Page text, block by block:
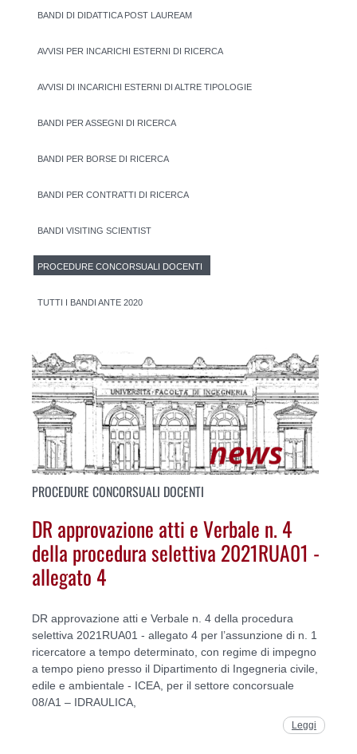
BANDI DI DIDATTICA POST LAUREAM
AVVISI PER INCARICHI ESTERNI DI RICERCA
AVVISI DI INCARICHI ESTERNI DI ALTRE TIPOLOGIE
BANDI PER ASSEGNI DI RICERCA
BANDI PER BORSE DI RICERCA
BANDI PER CONTRATTI DI RICERCA
BANDI VISITING SCIENTIST
PROCEDURE CONCORSUALI DOCENTI
TUTTI I BANDI ANTE 2020
PROCEDURE CONCORSUALI DOCENTI
DR approvazione atti e Verbale n. 4
della procedura selettiva 2021RUA01 -
allegato 4
DR approvazione atti e Verbale n. 4 della procedura
selettiva 2021RUA01 - allegato 4 per l’assunzione di n. 1
ricercatore a tempo determinato, con regime di impegno
a tempo pieno presso il Dipartimento di Ingegneria civile,
edile e ambientale - ICEA, per il settore concorsuale
08/A1 – IDRAULICA,
Leggi